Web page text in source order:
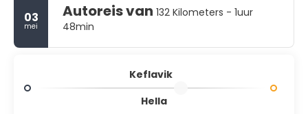
03
mei
Autoreis van 132 Kilometers - 1uur
48min
Keflavik
Hella